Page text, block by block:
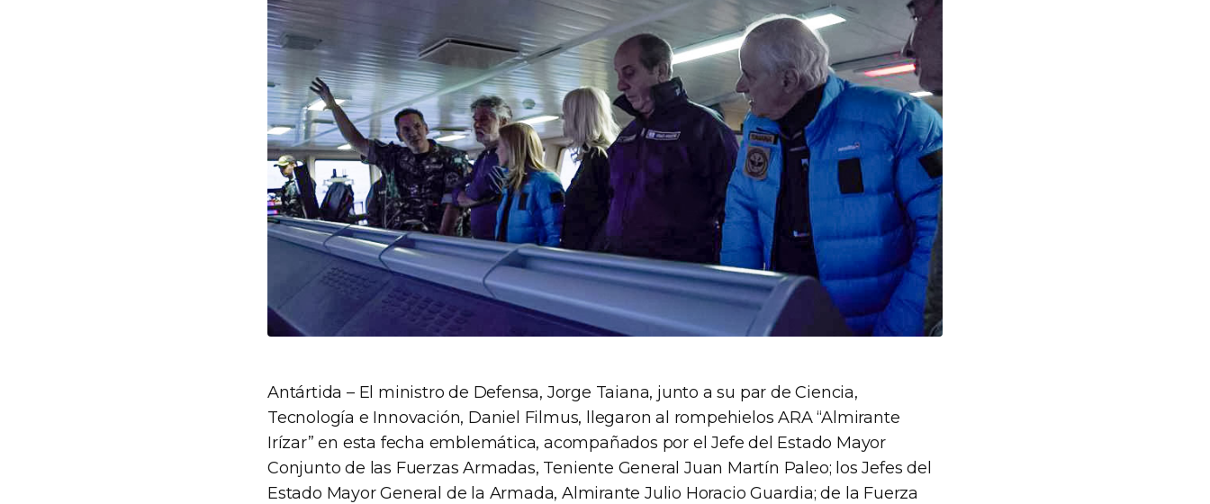
Antártida – El ministro de Defensa, Jorge Taiana, junto a su par de Ciencia,
Tecnología e Innovación, Daniel Filmus, llegaron al rompehielos ARA “Almirante
Irízar” en esta fecha emblemática, acompañados por el Jefe del Estado Mayor
Conjunto de las Fuerzas Armadas, Teniente General Juan Martín Paleo; los Jefes del
Estado Mayor General de la Armada, Almirante Julio Horacio Guardia; de la Fuerza